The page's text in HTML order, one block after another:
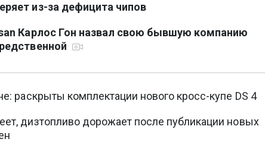
из-за дефицита чипов
Карлос Гон назвал свою бывшую компанию
раскрыты комплектации нового кросс-купе DS 4
дизтопливо дорожает после публикации новых